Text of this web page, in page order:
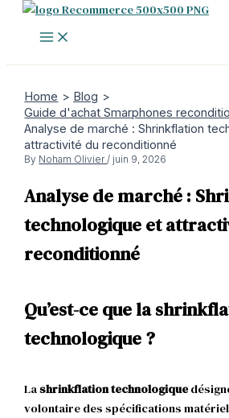
Skip
Home
Blog
Guide d'achat Smarphones
Analyse de marché : Shrinkflation
attractivité du reconditionné
By Noham Olivier/ juin 9, 2026
Analyse de marché :
technologique et
reconditionné
Qu’est-ce que la
technologique ?
Lashrinkflation technologique
volontaire des spécifications